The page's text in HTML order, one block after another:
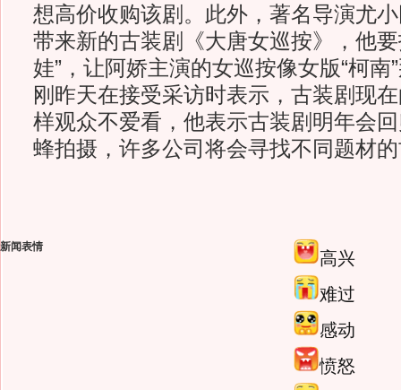
想高价收购该剧。此外，著名导演尤
带来新的古装剧《大唐女巡按》，他
娃”，让阿娇主演的女巡按像女版“柯南
刚昨天在接受采访时表示，古装剧现
样观众不爱看，他表示古装剧明年会
蜂拍摄，许多公司将会寻找不同题材
新闻表情
高兴
难过
感动
愤怒